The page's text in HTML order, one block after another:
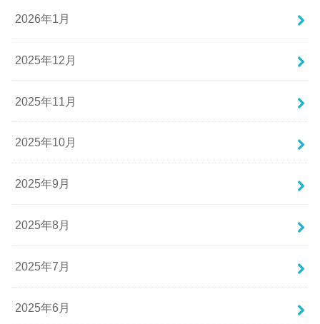
2026年1月
2025年12月
2025年11月
2025年10月
2025年9月
2025年8月
2025年7月
2025年6月